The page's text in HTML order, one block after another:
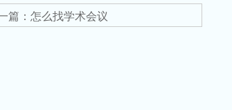
篇：怎么找学术会议